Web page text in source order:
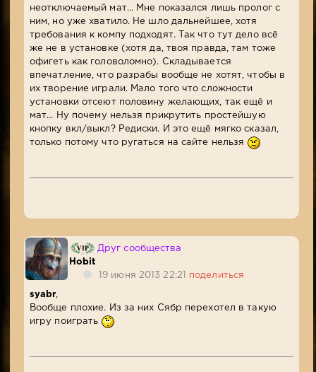
неотключаемый мат... Мне показался лишь пролог с
ним, но уже хватило. Не шло дальнейшее, хотя
требования к компу подходят. Так что тут дело всё
же не в установке (хотя да, твоя правда, там тоже
офигеть как головоломно). Складывается
впечатление, что разрабы вообще не хотят, чтобы в
их творение играли. Мало того что сложности
установки отсеют половину желающих, так ещё и
мат... Ну почему нельзя прикрутить простейшую
кнопку вкл/выкл? Редиски. И это ещё мягко сказал,
только потому что ругаться на сайте нельзя
Друг сообщества
Hobit
19 июня 2013 22:21 поделиться
syabr
Вообще плохие. Из за них Сябр перехотел в такую
игру поиграть